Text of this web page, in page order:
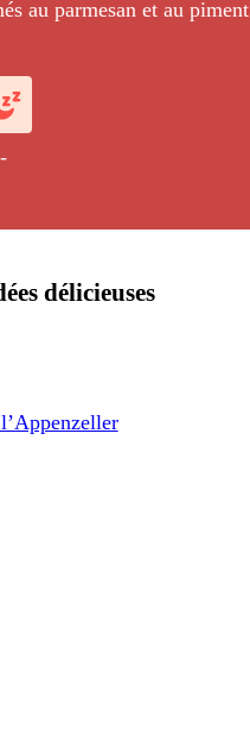
au parmesan et au piment
-
délicieuses